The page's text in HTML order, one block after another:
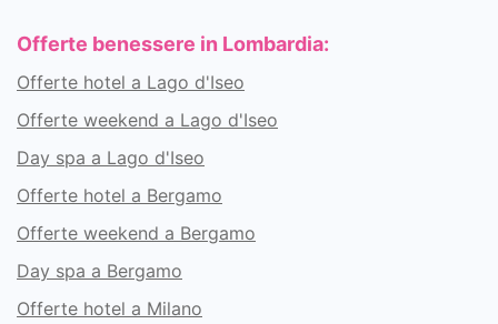
Offerte benessere in Lombardia:
Offerte hotel a Lago d'Iseo
Offerte weekend a Lago d'Iseo
Day spa a Lago d'Iseo
Offerte hotel a Bergamo
Offerte weekend a Bergamo
Day spa a Bergamo
Offerte hotel a Milano